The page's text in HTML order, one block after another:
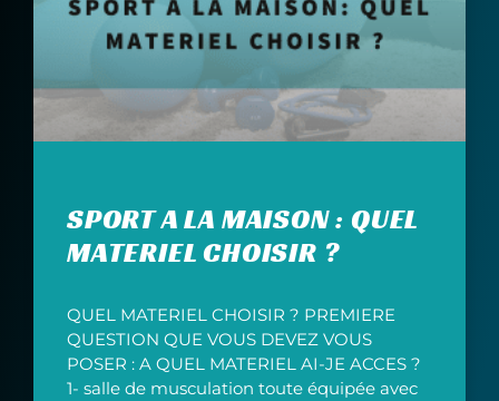
SPORT A LA MAISON : QUEL
MATERIEL CHOISIR ?
QUEL MATERIEL CHOISIR ? PREMIERE
QUESTION QUE VOUS DEVEZ VOUS
POSER : A QUEL MATERIEL AI-JE ACCES ?
1- salle de musculation toute équipée avec